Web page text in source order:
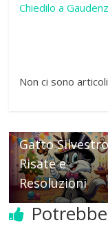
Chiedilo a
Non ci sono
Gatto
Risate e
Resoluzioni